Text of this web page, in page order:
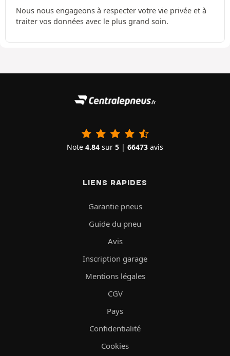
Nous nous engageons à respecter votre vie privée et à
traiter vos données avec le plus grand soin.
Note 4.84 sur 5 | 66473 avis
LIENS RAPIDES
Garantie pneus
Guide du pneu
Avis
Inscription garage
Mentions légales
CGV
Pays
Confidentialité
Cookies